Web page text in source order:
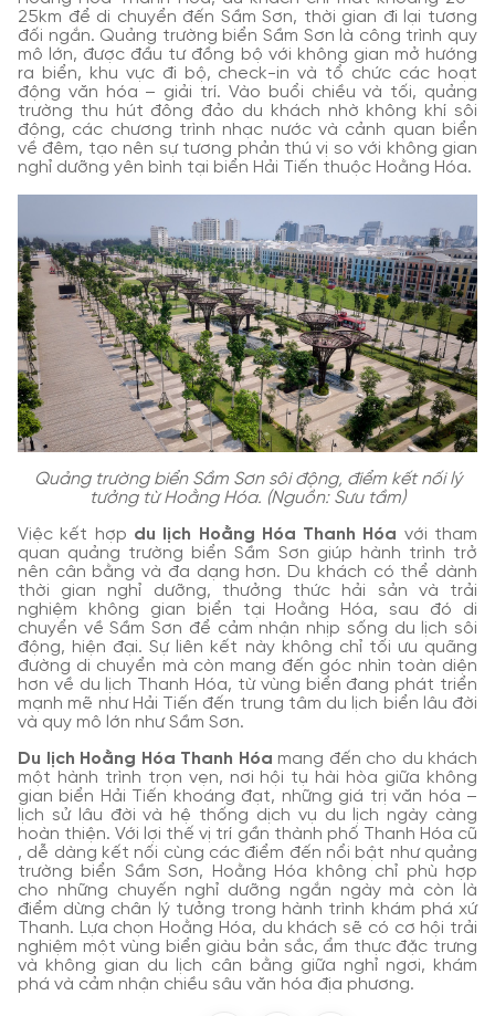
25km để di chuyển đến Sầm Sơn, thời gian đi lại tương
đối ngắn. Quảng trường biển Sầm Sơn là công trình quy
mô lớn, được đầu tư đồng bộ với không gian mở hướng
ra biển, khu vực đi bộ, check-in và tổ chức các hoạt
động văn hóa – giải trí. Vào buổi chiều và tối, quảng
trường thu hút đông đảo du khách nhờ không khí sôi
động, các chương trình nhạc nước và cảnh quan biển
về đêm, tạo nên sự tương phản thú vị so với không gian
nghỉ dưỡng yên bình tại biển Hải Tiến thuộc Hoằng Hóa.
Quảng trường biển Sầm Sơn sôi động, điểm kết nối lý
tưởng từ Hoằng Hóa. (Nguồn: Sưu tầm)
Việc kết hợp du lịch Hoằng Hóa Thanh Hóa với tham
quan quảng trường biển Sầm Sơn giúp hành trình trở
nên cân bằng và đa dạng hơn. Du khách có thể dành
thời gian nghỉ dưỡng, thưởng thức hải sản và trải
nghiệm không gian biển tại Hoằng Hóa, sau đó di
chuyển về Sầm Sơn để cảm nhận nhịp sống du lịch sôi
động, hiện đại. Sự liên kết này không chỉ tối ưu quãng
đường di chuyển mà còn mang đến góc nhìn toàn diện
hơn về du lịch Thanh Hóa, từ vùng biển đang phát triển
mạnh mẽ như Hải Tiến đến trung tâm du lịch biển lâu đời
và quy mô lớn như Sầm Sơn.
Du lịch Hoằng Hóa Thanh Hóa mang đến cho du khách
một hành trình trọn vẹn, nơi hội tụ hài hòa giữa không
gian biển Hải Tiến khoáng đạt, những giá trị văn hóa –
lịch sử lâu đời và hệ thống dịch vụ du lịch ngày càng
hoàn thiện. Với lợi thế vị trí gần thành phố Thanh Hóa cũ
, dễ dàng kết nối cùng các điểm đến nổi bật như quảng
trường biển Sầm Sơn, Hoằng Hóa không chỉ phù hợp
cho những chuyến nghỉ dưỡng ngắn ngày mà còn là
điểm dừng chân lý tưởng trong hành trình khám phá xứ
Thanh. Lựa chọn Hoằng Hóa, du khách sẽ có cơ hội trải
nghiệm một vùng biển giàu bản sắc, ẩm thực đặc trưng
và không gian du lịch cân bằng giữa nghỉ ngơi, khám
phá và cảm nhận chiều sâu văn hóa địa phương.